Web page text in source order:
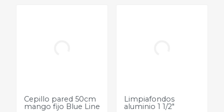
Cepillo pared 50cm
mango fijo Blue Line
Limpiafondos
aluminio 1 1/2"